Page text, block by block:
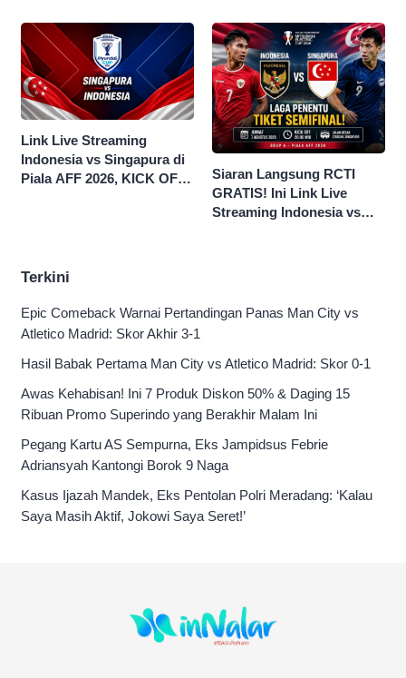
Link Live Streaming
Indonesia vs Singapura di
Piala AFF 2026, KICK OFF
Siaran Langsung RCTI
GRATIS! Ini Link Live
Streaming Indonesia vs
Terkini
Epic Comeback Warnai Pertandingan Panas Man City vs
Atletico Madrid: Skor Akhir 3-1
Hasil Babak Pertama Man City vs Atletico Madrid: Skor 0-1
Awas Kehabisan! Ini 7 Produk Diskon 50% & Daging 15
Ribuan Promo Superindo yang Berakhir Malam Ini
Pegang Kartu AS Sempurna, Eks Jampidsus Febrie
Adriansyah Kantongi Borok 9 Naga
Kasus Ijazah Mandek, Eks Pentolan Polri Meradang: ‘Kalau
Saya Masih Aktif, Jokowi Saya Seret!’